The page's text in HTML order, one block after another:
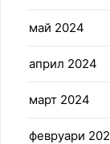
май 2024
април 2024
март 2024
февруари